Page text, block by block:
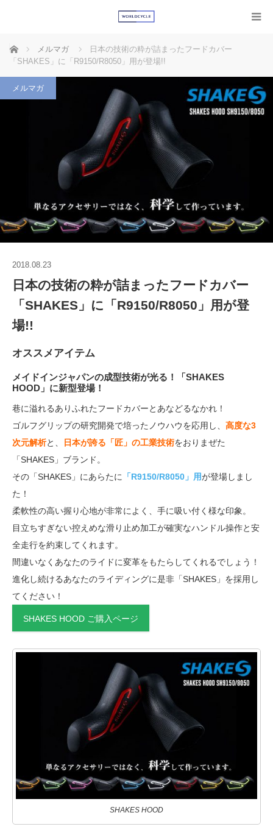
ホーム メルマガ
日本の技術の粋が詰まったフードカバー
「SHAKES」に「R9150/R8050」用が登場!!
メルマガ
2018.08.23
日本の技術の粋が詰まったフードカバー
「SHAKES」に「R9150/R8050」用が登
場!!
オススメアイテム
メイドインジャパンの成型技術が光る！「SHAKES
HOOD」に新型登場！
巷に溢れるありふれたフードカバーとあなどるなかれ！
ゴルフグリップの研究開発で培ったノウハウを応用し、 高度な3
次元解析と、 日本が誇る「匠」の工業技術をおりまぜた
「SHAKES」ブランド。
その「SHAKES」にあらたに 「R9150/R8050」用が登場しまし
た！
柔軟性の高い握り心地が非常によく、手に吸い付く様な印象。
目立ちすぎない控えめな滑り止め加工が確実なハンドル操作と安
全走行を約束してくれます。
間違いなくあなたのライドに変革をもたらしてくれるでしょう！
進化し続けるあなたのライディングに是非「SHAKES」を採用し
てください！
SHAKES HOOD ご購入ページ
SHAKES HOOD